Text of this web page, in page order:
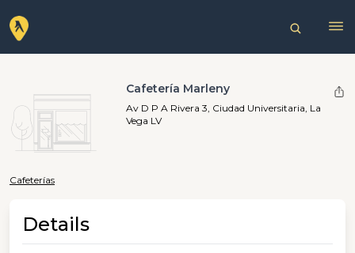
Cafetería Marleny
Av D P A Rivera 3, Ciudad Universitaria, La
Vega LV
Cafeterías
Details